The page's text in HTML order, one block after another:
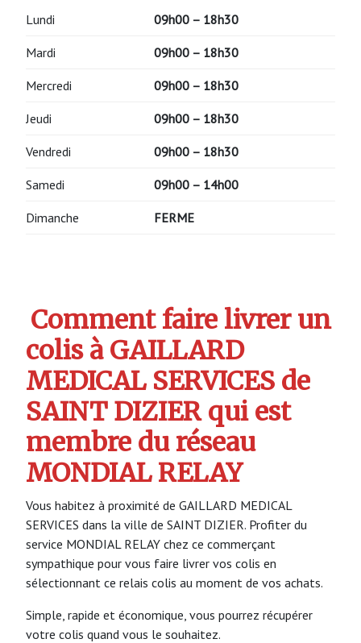
Lundi 09h00 – 18h30
Mardi 09h00 – 18h30
Mercredi 09h00 – 18h30
Jeudi 09h00 – 18h30
Vendredi 09h00 – 18h30
Samedi 09h00 – 14h00
Dimanche FERME
Comment faire livrer un
colis à GAILLARD
MEDICAL SERVICES de
SAINT DIZIER qui est
membre du réseau
MONDIAL RELAY
Vous habitez à proximité de GAILLARD MEDICAL
SERVICES dans la ville de SAINT DIZIER. Profiter du
service MONDIAL RELAY chez ce commerçant
sympathique pour vous faire livrer vos colis en
sélectionnant ce relais colis au moment de vos achats.
Simple, rapide et économique, vous pourrez récupérer
votre colis quand vous le souhaitez.